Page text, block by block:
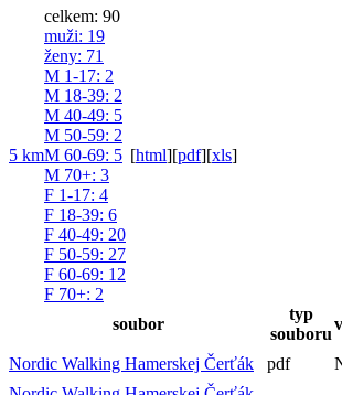
5 km
celkem: 90
muži: 19
ženy: 71
M 1-17: 2
M 18-39: 2
M 40-49: 5
M 50-59: 2
M 60-69: 5
M 70+: 3
F 1-17: 4
F 18-39: 6
F 40-49: 20
F 50-59: 27
F 60-69: 12
F 70+: 2
[html][pdf][xls]
soubor
typ
souboru
Nordic Walking Hamerskej Čerťák
pdf